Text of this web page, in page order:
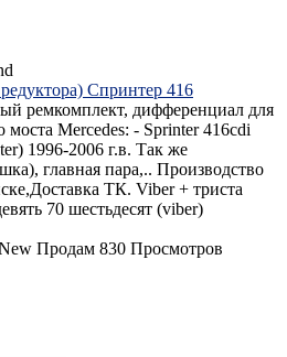
Спринтер 416
ремкомплект, дифференциал для
моста Mercedes: - Sprinter 416cdi
1996-2006 г.в. Так же
главная пара,.. Производство
ТК. Viber + триста
70 шестьдесят (viber)
Продам 830 Просмотров